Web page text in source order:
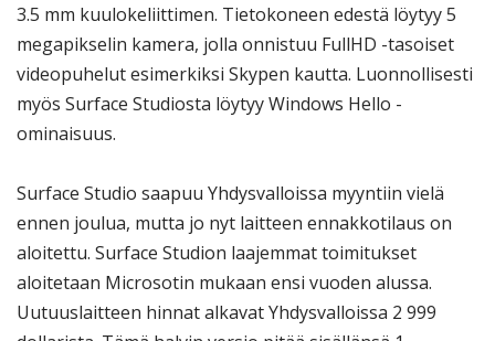
3.5 mm kuulokeliittimen. Tietokoneen edestä löytyy 5
megapikselin kamera, jolla onnistuu FullHD -tasoiset
videopuhelut esimerkiksi Skypen kautta. Luonnollisesti
myös Surface Studiosta löytyy Windows Hello -
ominaisuus.
Surface Studio saapuu Yhdysvalloissa myyntiin vielä
ennen joulua, mutta jo nyt laitteen ennakkotilaus on
aloitettu. Surface Studion laajemmat toimitukset
aloitetaan Microsotin mukaan ensi vuoden alussa.
Uutuuslaitteen hinnat alkavat Yhdysvalloissa 2 999